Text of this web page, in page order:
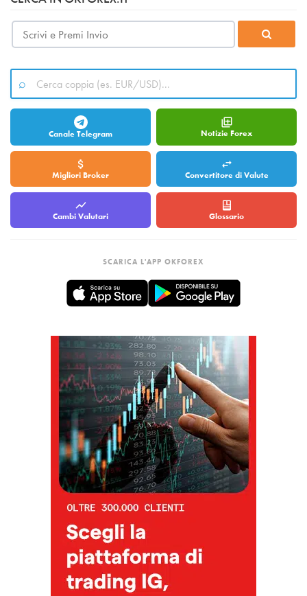
Canale Telegram Notizie Forex
Migliori Broker Convertitore di Valute
Cambi Valutari Glossario
SCARICA L'APP OKFOREX